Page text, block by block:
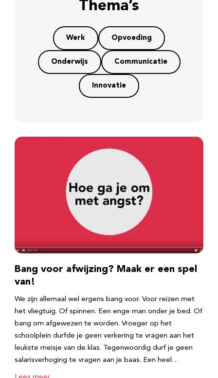
Thema’s
Werk Opvoeding
Onderwijs Communicatie
Innovatie
Bang voor afwijzing? Maak er een spel
van!
We zijn allemaal wel ergens bang voor. Voor reizen met
het vliegtuig. Of spinnen. Een enge man onder je bed. Of
bang om afgewezen te worden. Vroeger op het
schoolplein durfde je geen verkering te vragen aan het
leukste meisje van de klas. Tegenwoordig durf je geen
salarisverhoging te vragen aan je baas. Een heel…